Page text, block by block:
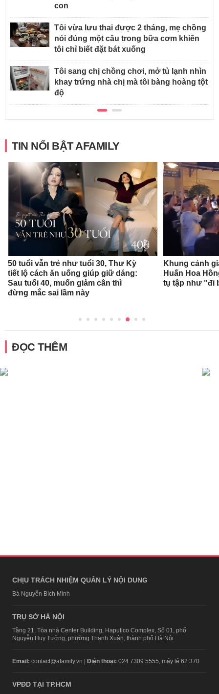
con
Tôi vừa lưu thai được 2 tháng, mẹ chồng
nói đúng một câu trong bữa cơm khiến
tôi chỉ biết đặt bát xuống
Tôi sang chị chồng chơi, mở tủ lạnh nhìn
khay trứng nhà chị mà tôi bàng hoàng tột
độ
TIN NỔI BẬT AFAMILY
50 tuổi vẫn trẻ như tuổi 30, Thư Kỳ
tiết lộ cách ăn uống giúp giữ dáng:
Sau tuổi 40, muốn giảm cân thì
đừng mắc sai lầm này
Khung cảnh
Huấn Hoa
tụ tập như "đi
ĐỌC THÊM
CHỊU TRÁCH NHIỆM QUẢN LÝ NỘI DUNG
Bà Nguyễn Bích Minh
TRỤ SỞ HÀ NỘI
Tầng 21, Tòa nhà Center Building, Hapulico Complex, Số 01, phố
Nguyễn Huy Tưởng, phường Thanh Xuân, thành phố Hà Nội
Email: contact@afamily.vn | Điện thoại: 024 7309 5555, máy lẻ 62.370
VPĐD TẠI TP.HCM